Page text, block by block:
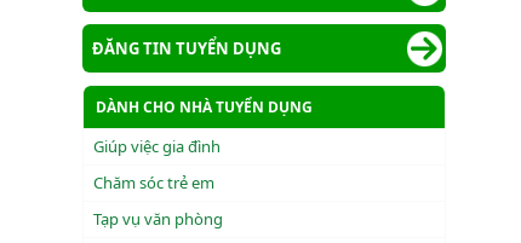
ĐĂNG TIN TUYỂN DỤNG
DÀNH CHO NHÀ TUYỂN DỤNG
Giúp việc gia đình
Chăm sóc trẻ em
Tạp vụ văn phòng